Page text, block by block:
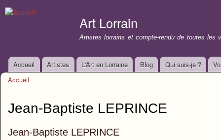
Art Lorrain
Artistes lorrains et compte-rendu de toutes les
Menu principal
Accueil Artistes L'Art en Lorraine Blog Qui suis-je ?
Accueil
Jean-Baptiste LEPRINCE
Jean-Baptiste LEPRINCE